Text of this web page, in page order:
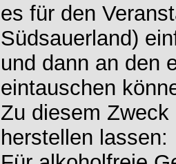
es für den
Südsauerland)
und dann an den
eintauschen
Zu diesem
herstellen lassen: